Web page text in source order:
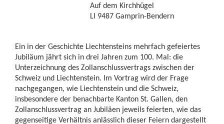
Auf dem Kirchhügel
LI 9487 Gamprin-Bendern
Ein in der Geschichte Liechtensteins mehrfach gefeiertes
Jubiläum jährt sich in drei Jahren zum 100. Mal: die
Unterzeichnung des Zollanschlussvertrags zwischen der
Schweiz und Liechtenstein. Im Vortrag wird der Frage
nachgegangen, wie Liechtenstein und die Schweiz,
insbesondere der benachbarte Kanton St. Gallen, den
Zollanschlussvertrag an Jubiläen jeweils feierten, wie das
gegenseitige Verhältnis anlässlich dieser Feiern dargestellt